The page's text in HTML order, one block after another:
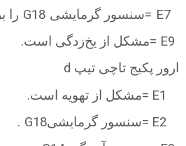
= E7سنسور گرمایشی G18 را
E9
=مشکل از یخ‌زدگی است.
ارور پکیج تاچی تیپ d
E1
=مشکل از تهویه است.
E2
=سنسور گرمایشی. G18